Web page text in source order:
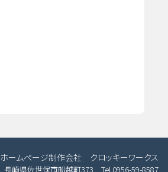
ホームページ制作会社 クロッキーワークス
長崎県佐世保市船越町373 Tel.0956-59-8587